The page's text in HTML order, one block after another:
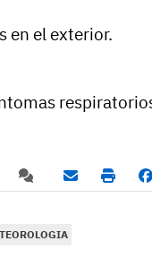
en el exterior.